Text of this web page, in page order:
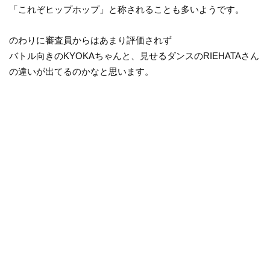
「これぞヒップホップ」と称されることも多いようです。
のわりに審査員からはあまり評価されず
バトル向きのKYOKAちゃんと、見せるダンスのRIEHATAさん
の違いが出てるのかなと思います。